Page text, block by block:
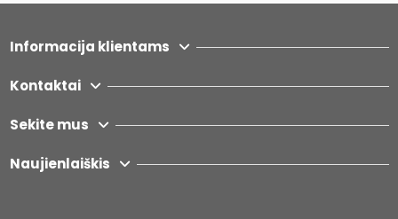
Informacija klientams
Kontaktai
Sekite mus
Naujienlaiškis